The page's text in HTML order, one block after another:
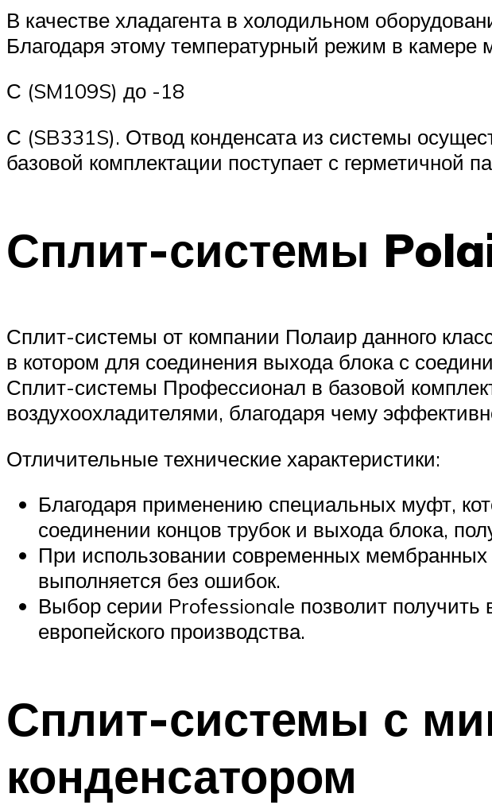
В качестве хладагента в холодильном
Благодаря этому температурный режим в камере
С (SM109S) до -18
С (SB331S). Отвод конденсата из системы
базовой комплектации поступает с герметичной
Сплит-системы
Сплит-системы от компании Полаир данного
в котором для соединения выхода блока с
Сплит-системы Профессионал в базовой
воздухоохладителями, благодаря чему
Отличительные технические характеристики:
Благодаря применению специальных муфт,
соединении концов трубок и выхода блока,
При использовании современных
выполняется без ошибок.
Выбор серии Professionale позволит получить
европейского производства.
Сплит-системы с
конденсатором